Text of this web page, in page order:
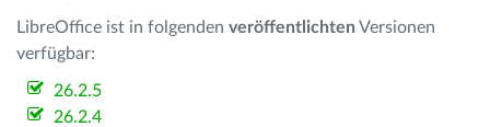
LibreOffice ist in folgenden veröffentlichten Versionen
verfügbar:
26.2.5
26.2.4